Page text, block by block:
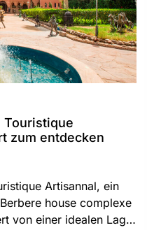
Touristique
zum entdecken
Artisannal, ein
house complexe
von einer idealen Lage